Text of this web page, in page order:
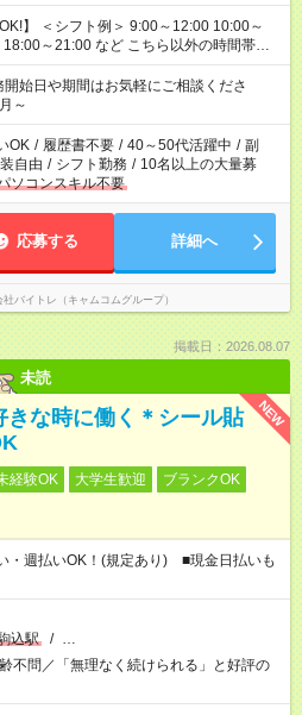
10:00～
など こちら以外の時間帯も
い！
始日や期間はお気軽にご相談くださ
～
OK / 履歴書不要 / 40～50代活躍中 / 副
自由 / シフト勤務 / 10名以上の大量募
ソコンスキル不要
応募する 詳細へ
社バイトレ（キャムコムグループ）
掲載日：2026.08.07
未読
NEW
きな時に働く＊シール貼
経験OK 大学生歓迎
ブランクOK
週払いOK！(規定あり) ■現金日払いも
込駅 / …
不問／「無理なく続けられる」と好評の